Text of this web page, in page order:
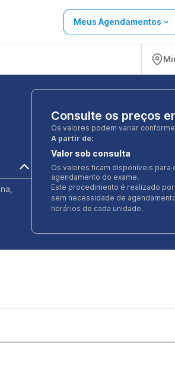
Meus Agendamentos
Consulte os preços
Os valores podem variar
A partir de:
Valor sob consulta
Os valores ficam disponíveis para
agendamento do exame.
Este procedimento é realizado
sem necessidade de
horários de cada unidade.